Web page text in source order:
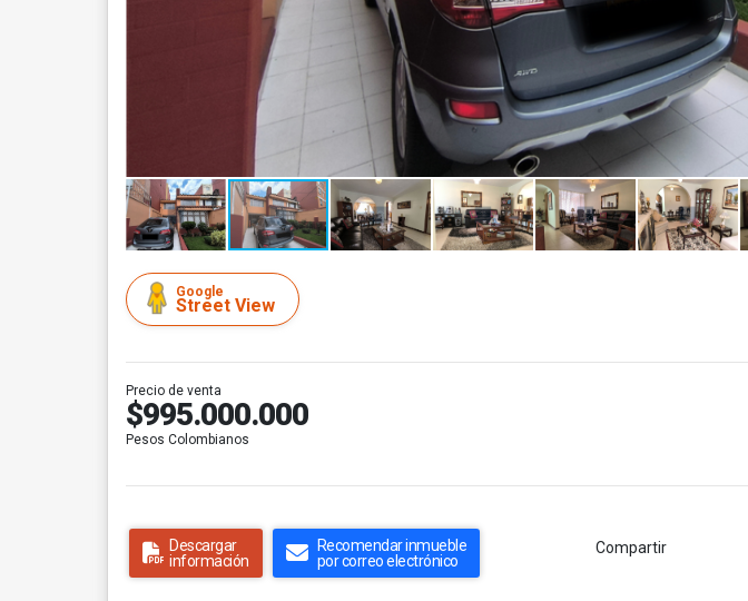
Google
Street View
Precio de venta
$995.000.000
Pesos Colombianos
Descargar
información
Recomendar inmueble
por correo electrónico
Compartir